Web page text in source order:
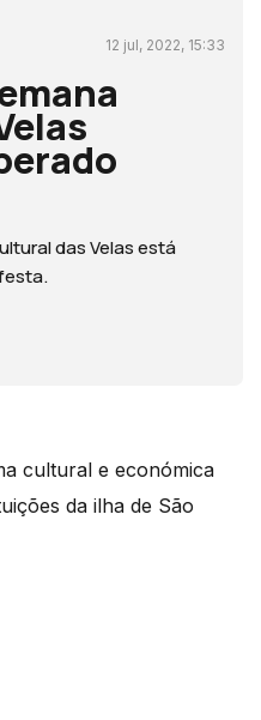
12 jul, 2022, 15:33
das Velas está
cultural e económica
da ilha de São